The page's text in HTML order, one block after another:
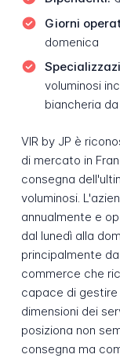
Giorni
domenica
voluminosi
biancheria
VIR by JP è
di mercato in
consegna
voluminosi.
annualmente e
dal lunedì alla
principalmente
commerce che
capace di gestire
dimensioni dei
posiziona non
consegna ma